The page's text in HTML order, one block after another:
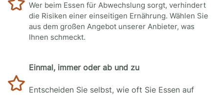
Wer beim Essen für Abwechslung sorgt, verhindert
die Risiken einer einseitigen Ernährung. Wählen Sie
aus dem großen Angebot unserer Anbieter, was
Ihnen schmeckt.
Einmal, immer oder ab und zu
Entscheiden Sie selbst, wie oft Sie Essen auf